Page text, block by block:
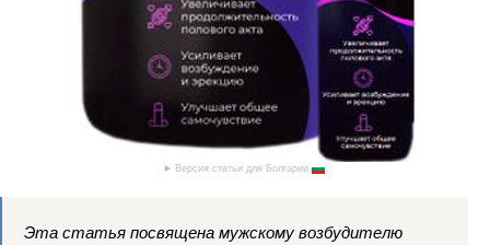
Версия статьи для Болгарии
Эта статья посвящена мужскому возбудителю